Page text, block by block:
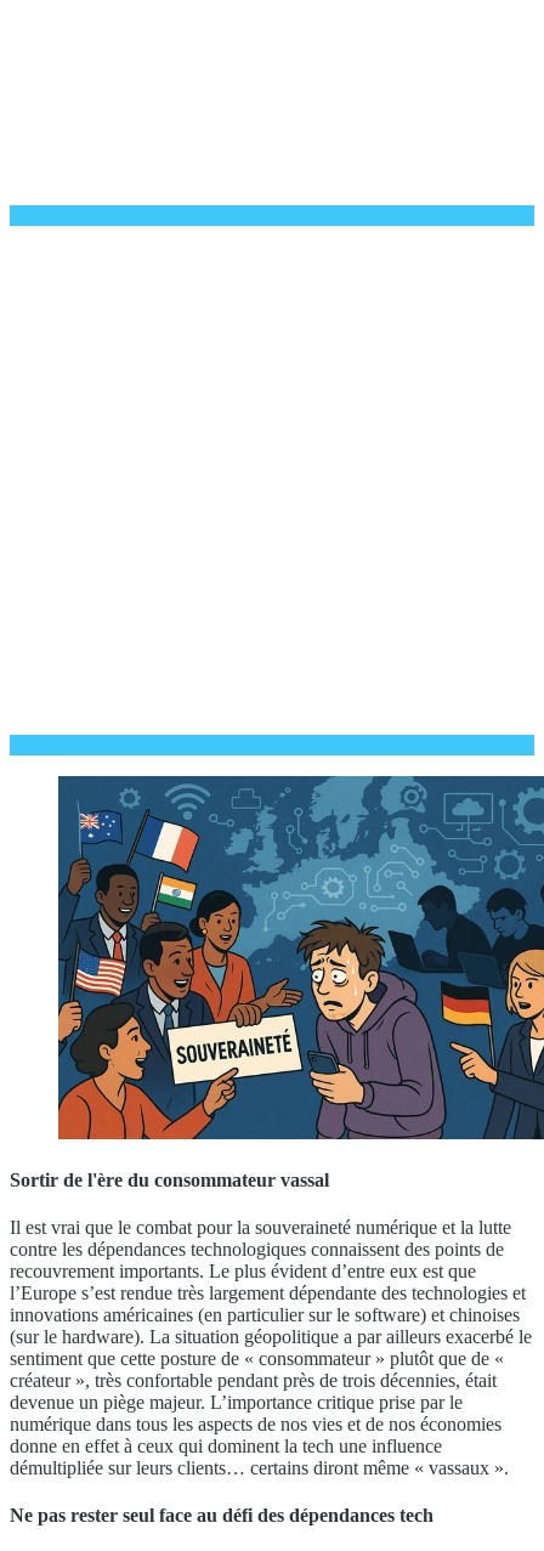
Sortir de l'ère du consommateur vassal
Il est vrai que le combat pour la souveraineté numérique et la lutte
contre les dépendances technologiques connaissent des points de
recouvrement importants. Le plus évident d’entre eux est que
l’Europe s’est rendue très largement dépendante des technologies et
innovations américaines (en particulier sur le software) et chinoises
(sur le hardware). La situation géopolitique a par ailleurs exacerbé le
sentiment que cette posture de « consommateur » plutôt que de «
créateur », très confortable pendant près de trois décennies, était
devenue un piège majeur. L’importance critique prise par le
numérique dans tous les aspects de nos vies et de nos économies
donne en effet à ceux qui dominent la tech une influence
démultipliée sur leurs clients… certains diront même « vassaux ».
Ne pas rester seul face au défi des dépendances tech